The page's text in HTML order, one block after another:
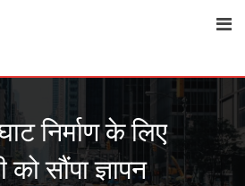
निर्माण के लिए
सौंपा ज्ञापन